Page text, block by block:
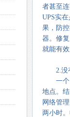
者甚至
UPS实
果，防
器。修
就能有
2.没
一个电
地点。
网络管
两小时